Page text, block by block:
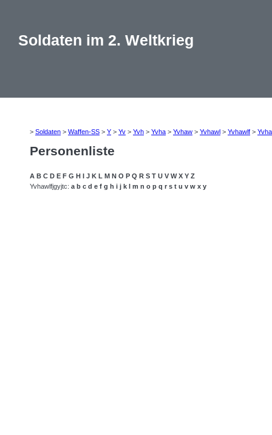
Soldaten im 2. Weltkrieg
> Soldaten > Waffen-SS > Y > Yv > Yvh > Yvha > Yvhaw > Yvhawl > Yvhawlf >
Personenliste
A B C D E F G H I J K L M N O P Q R S T U V W X Y Z
Yvhawlfjgyjtc: a b c d e f g h i j k l m n o p q r s t u v w x y